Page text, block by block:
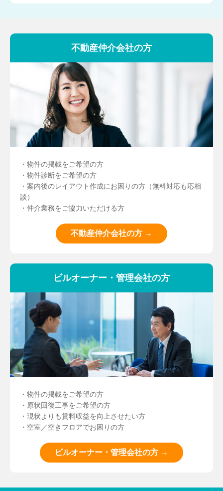
不動産仲介会社の方
・物件の掲載をご希望の方
・物件診断をご希望の方
・案内後のレイアウト作成にお困りの方（無料対応も応相
談）
・仲介業務をご協力いただける方
不動産仲介会社の方 →
ビルオーナー・管理会社の方
・物件の掲載をご希望の方
・原状回復工事をご希望の方
・現状よりも賃料収益を向上させたい方
・空室／空きフロアでお困りの方
ビルオーナー・管理会社の方 →